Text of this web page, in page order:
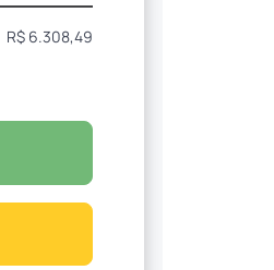
R$ 6.308,49